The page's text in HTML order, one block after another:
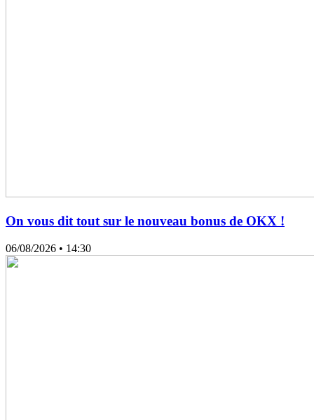
On vous dit tout sur le nouveau bonus de OKX !
06/08/2026 • 14:30